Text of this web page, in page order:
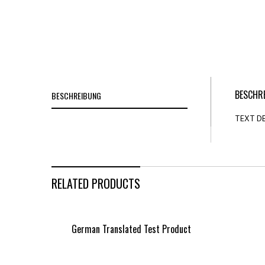
BESCHREIBUNG
TEXT
RELATED PRODUCTS
German Translated Test Product